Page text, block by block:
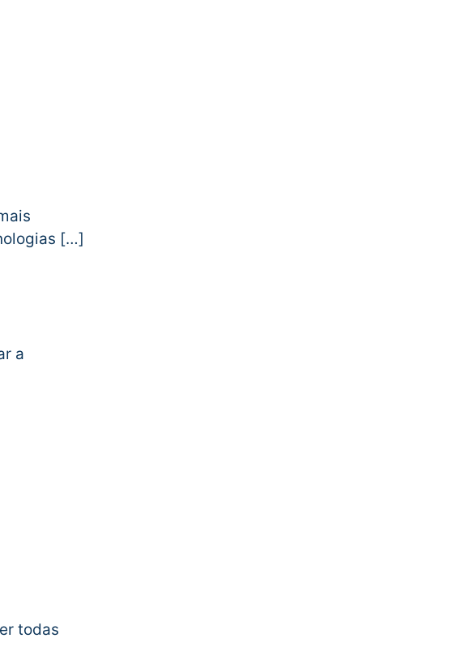
[…]
a
todas